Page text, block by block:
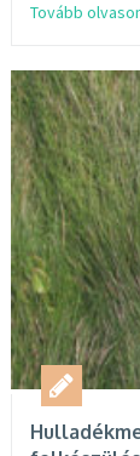
Tovább